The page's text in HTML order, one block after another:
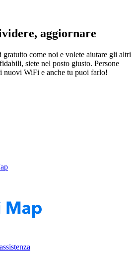
aggiornare
gratuito come noi e volete aiutare gli altri
siete nel posto giusto. Persone
nuovi WiFi e anche tu puoi farlo!